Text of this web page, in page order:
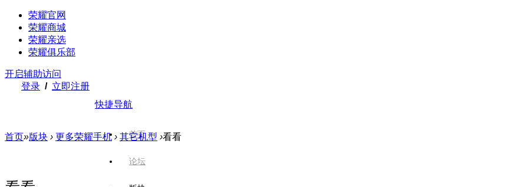
荣耀官网
荣耀商城
荣耀亲选
荣耀俱乐部
开启辅助访问
登录 / 立即注册
快捷导航
首页
论坛
首页»版块 › 更多荣耀手机 › 其它机型 ›看看